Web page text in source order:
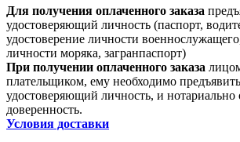
Для получения оплаченного заказа
удостоверяющий личность (паспорт,
удостоверение личности
личности моряка, загранпаспорт)
При получении оплаченного заказа
плательщиком, ему необходимо
удостоверяющий личность, и
доверенность.
Условия доставки